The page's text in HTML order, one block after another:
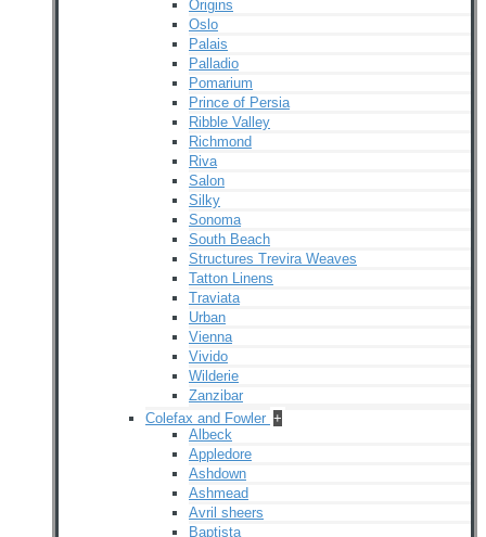
Origins
Oslo
Palais
Palladio
Pomarium
Prince of Persia
Ribble Valley
Richmond
Riva
Salon
Silky
Sonoma
South Beach
Structures Trevira Weaves
Tatton Linens
Traviata
Urban
Vienna
Vivido
Wilderie
Zanzibar
Colefax and Fowler +
Albeck
Appledore
Ashdown
Ashmead
Avril sheers
Baptista